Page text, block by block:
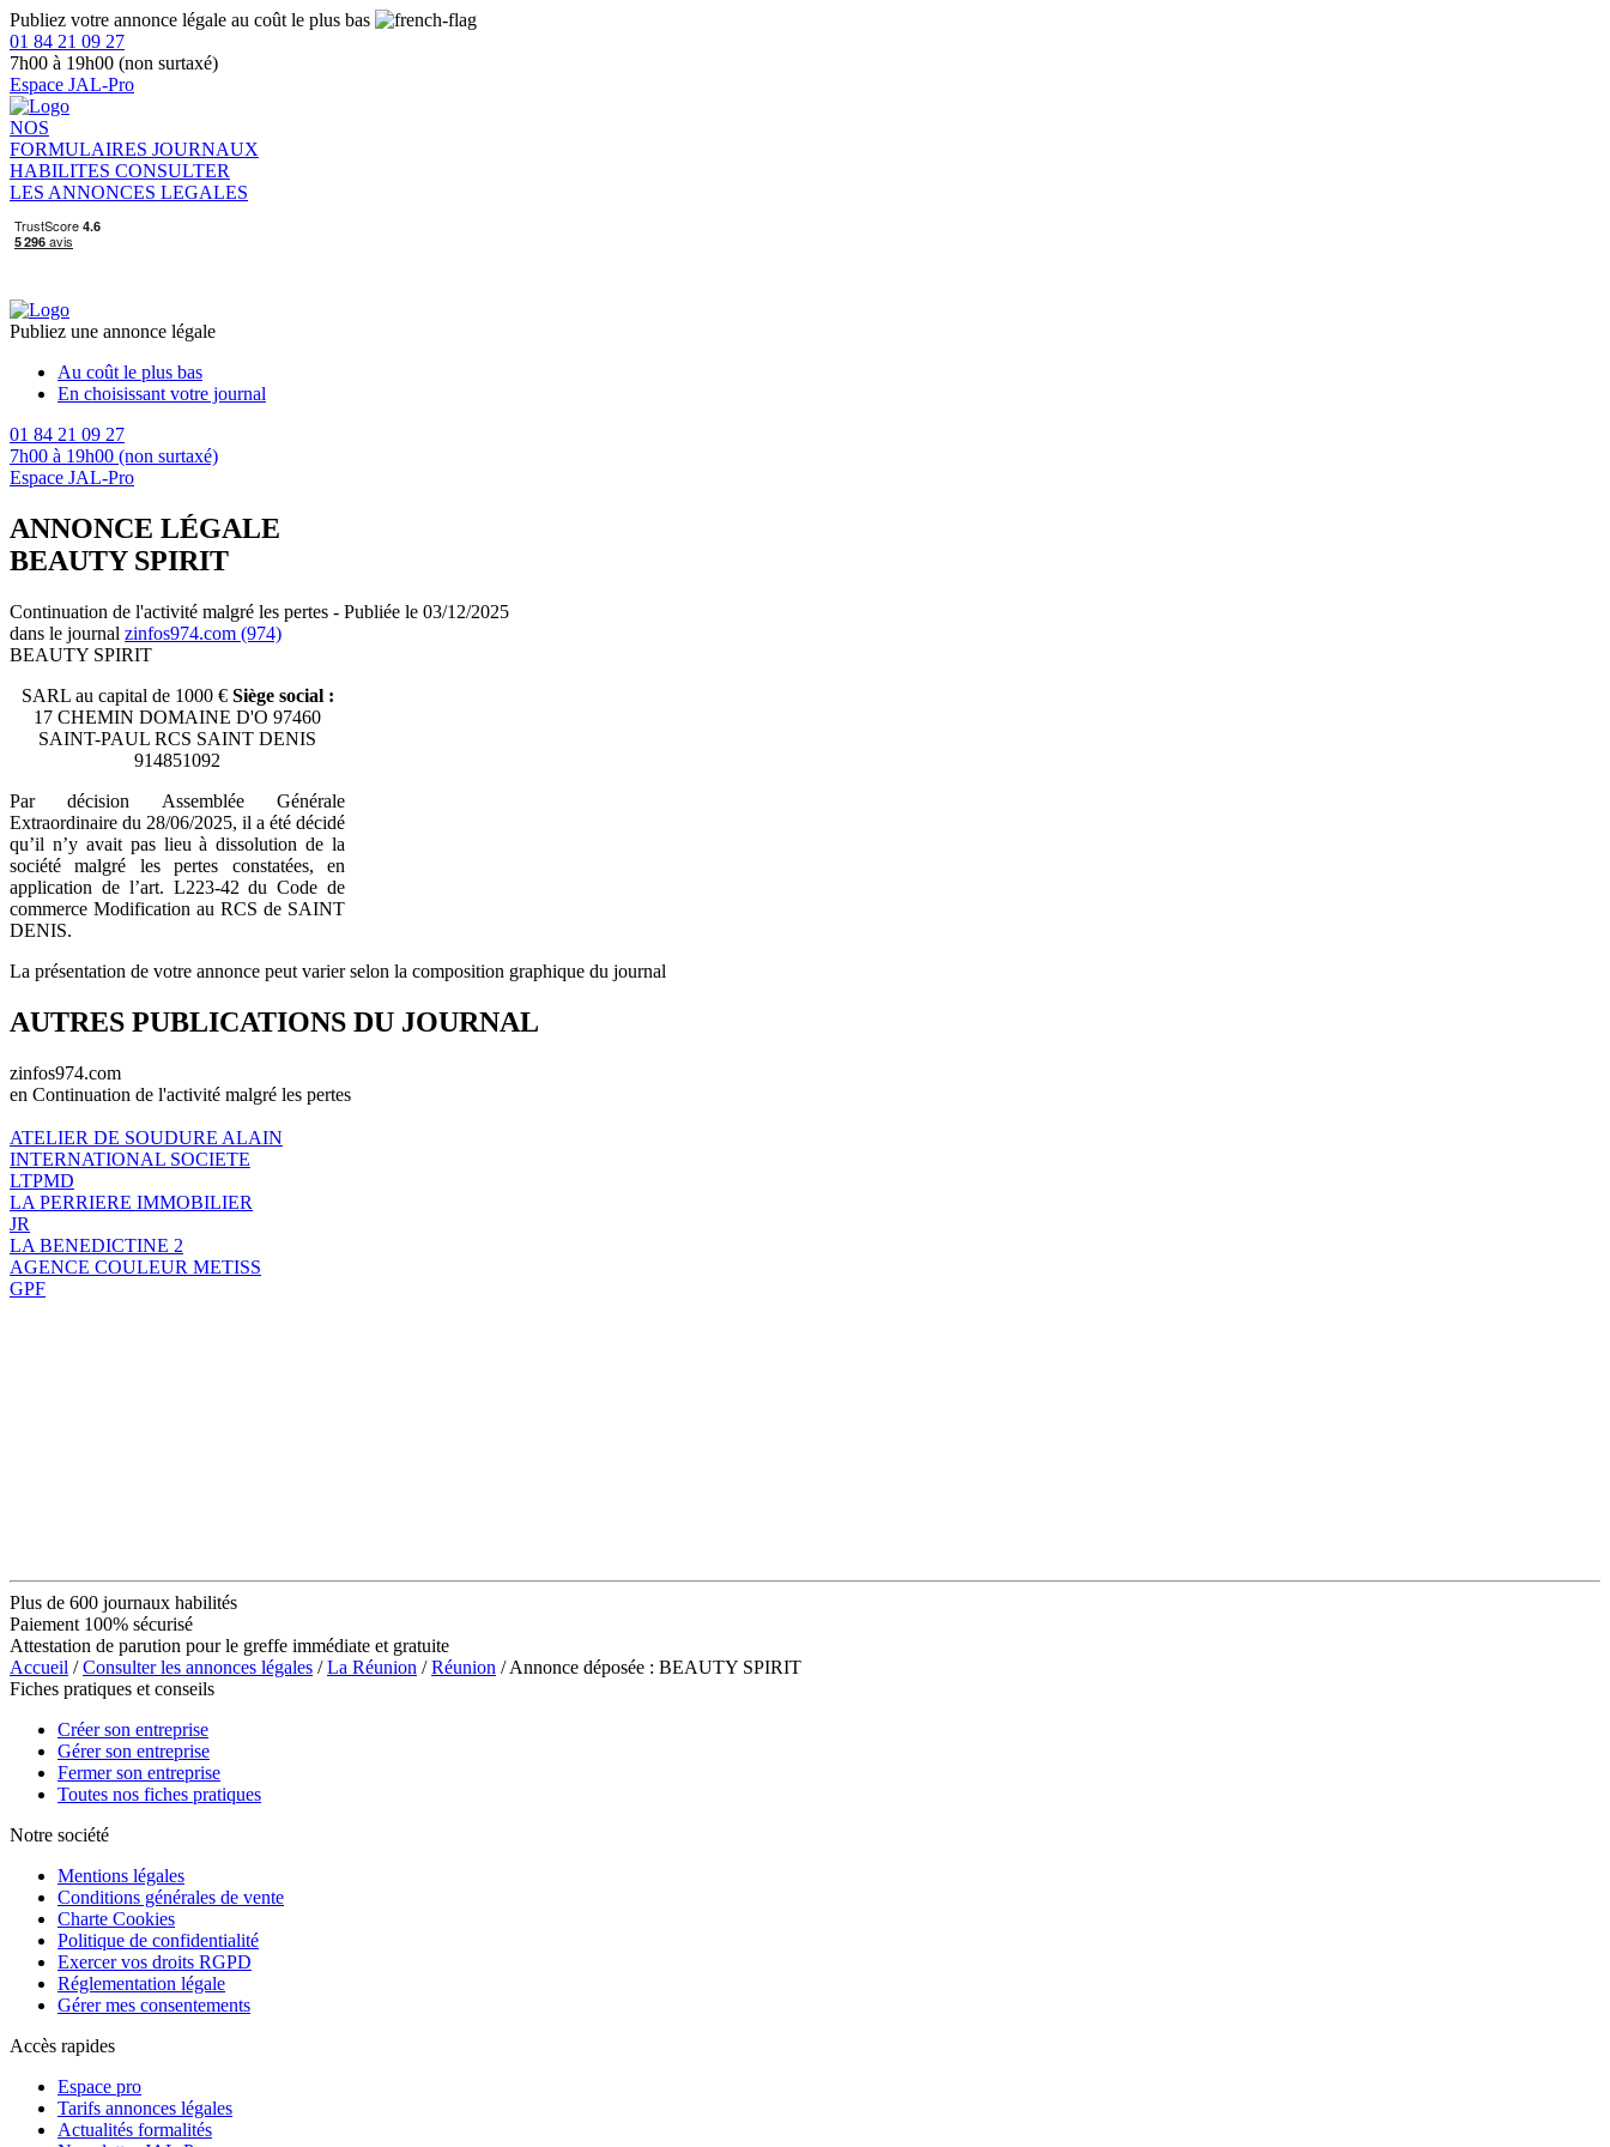
Publiez votre annonce légale au coût le plus bas
01 84 21 09 27
7h00 à 19h00 (non surtaxé)
Espace JAL-Pro
NOS
FORMULAIRES JOURNAUX
HABILITES CONSULTER
LES ANNONCES LEGALES
Publiez une annonce légale
Au coût le plus bas
En choisissant votre journal
01 84 21 09 27
7h00 à 19h00 (non surtaxé)
Espace JAL-Pro
ANNONCE LÉGALE
BEAUTY SPIRIT
Continuation de l'activité malgré les pertes - Publiée le 03/12/2025
dans le journal zinfos974.com (974)
BEAUTY SPIRIT
SARL au capital de 1000 € Siège social :
17 CHEMIN DOMAINE D'O 97460
SAINT-PAUL RCS SAINT DENIS
914851092
Par décision Assemblée Générale
Extraordinaire du 28/06/2025, il a été décidé
qu’il n’y avait pas lieu à dissolution de la
société malgré les pertes constatées, en
application de l’art. L223-42 du Code de
commerce Modification au RCS de SAINT
DENIS.
La présentation de votre annonce peut varier selon la composition graphique du journal
AUTRES PUBLICATIONS DU JOURNAL
zinfos974.com
en Continuation de l'activité malgré les pertes
ATELIER DE SOUDURE ALAIN
INTERNATIONAL SOCIETE
LTPMD
LA PERRIERE IMMOBILIER
JR
LA BENEDICTINE 2
AGENCE COULEUR METISS
GPF
Plus de 600 journaux habilités
Paiement 100% sécurisé
Attestation de parution pour le greffe immédiate et gratuite
Accueil /Consulter les annonces légales /La Réunion /Réunion / Annonce déposée : BEAUTY SPIRIT
Fiches pratiques et conseils
Créer son entreprise
Gérer son entreprise
Fermer son entreprise
Toutes nos fiches pratiques
Notre société
Mentions légales
Conditions générales de vente
Charte Cookies
Politique de confidentialité
Exercer vos droits RGPD
Réglementation légale
Gérer mes consentements
Accès rapides
Espace pro
Tarifs annonces légales
Actualités formalités